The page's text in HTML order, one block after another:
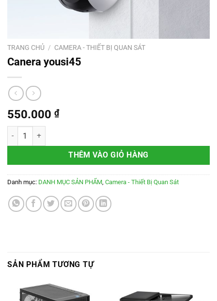
TRANG CHỦ / CAMERA - THIẾT BỊ QUAN SÁT
Canera yousi45
550.000 ₫
Canera yousi45 số lượng
THÊM VÀO GIỎ HÀNG
Danh mục: DANH MỤC SẢN PHẨM, Camera - Thiết Bị Quan Sát
SẢN PHẨM TƯƠNG TỰ